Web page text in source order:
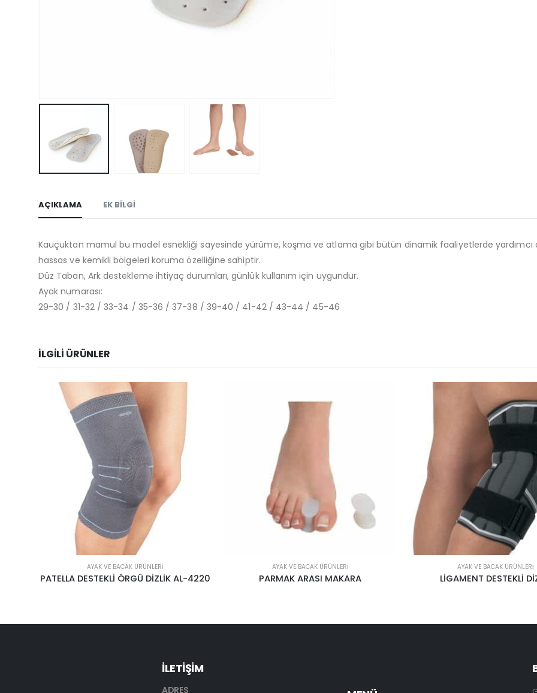
AÇIKLAMA EK BILGI
Kauçuktan mamul bu model esnekliği sayesinde yürüme, koşma ve atlama gibi bütün dinamik faaliyetlerde yardımcı
hassas ve kemikli bölgeleri koruma özelliğine sahiptir.
Düz Taban, Ark destekleme ihtiyaç durumları, günlük kullanım için uygundur.
Ayak numarası:
29-30 / 31-32 / 33-34 / 35-36 / 37-38 / 39-40 / 41-42 / 43-44 / 45-46
İLGILI ÜRÜNLER
AYAK VE BACAK ÜRÜNLERI
PARMAK ARASI MAKARA
AYAK VE BACAK ÜRÜNLERI
LİGAMENT DESTEKLİ DİZLİK
AYAK VE BACAK ÜRÜNLERI
AYAK BİLEKLİĞİ –
İLETİŞİM
ADRES